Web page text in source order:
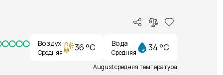
Воздух
Средняя 36 °C Вода
Средняя 34 °C
August средняя температура